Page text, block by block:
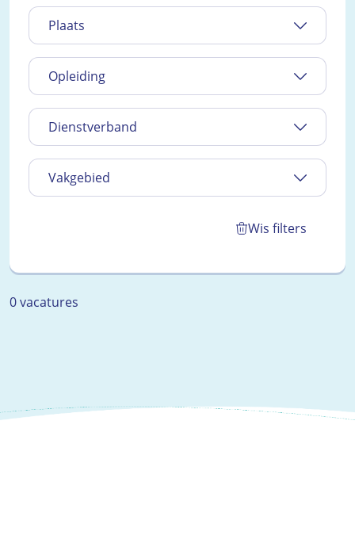
Plaats
Opleiding
Dienstverband
Vakgebied
Wis filters
0 vacatures